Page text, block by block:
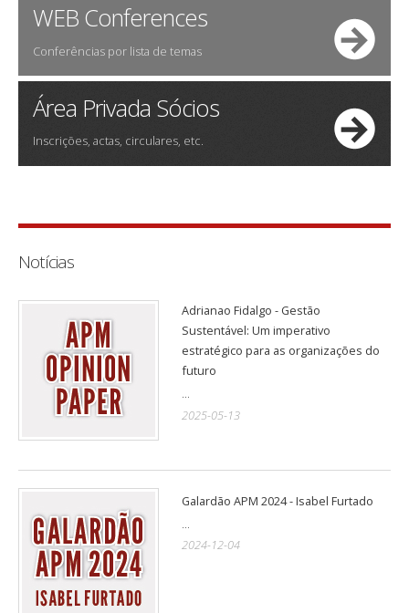
WEB Conferences
Conferências por lista de temas
Área Privada Sócios
Inscrições, actas, circulares, etc.
Notícias
Adrianao Fidalgo - Gestão
Sustentável: Um imperativo
estratégico para as organizações do
futuro
...
2025-05-13
Galardão APM 2024 - Isabel Furtado
...
2024-12-04